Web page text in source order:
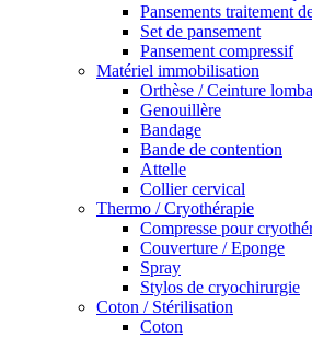
Pansements traitement
Set de pansement
Pansement compressif
Matériel immobilisation
Orthèse / Ceinture
Genouillère
Bandage
Bande de contention
Attelle
Collier cervical
Thermo / Cryothérapie
Compresse pour
Couverture / Eponge
Spray
Stylos de cryochirurgie
Coton / Stérilisation
Coton